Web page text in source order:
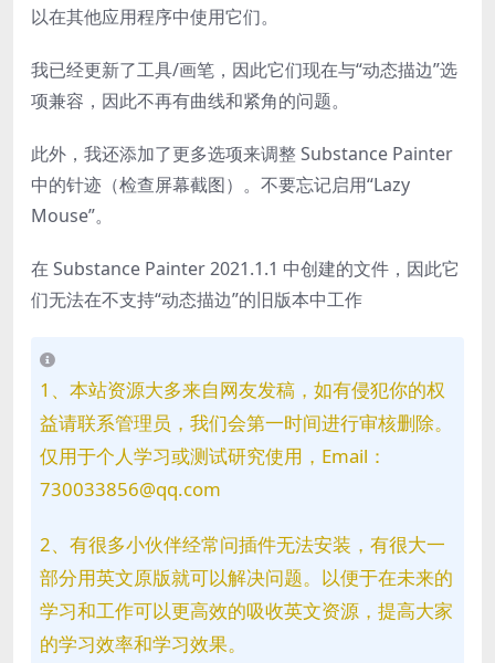
以在其他应用程序中使用它们。
我已经更新了工具/画笔，因此它们现在与“动态描边”选
项兼容，因此不再有曲线和紧角的问题。
此外，我还添加了更多选项来调整 Substance Painter
中的针迹（检查屏幕截图）。不要忘记启用“Lazy
Mouse”。
在 Substance Painter 2021.1.1 中创建的文件，因此它
们无法在不支持“动态描边”的旧版本中工作
1、本站资源大多来自网友发稿，如有侵犯你的权
益请联系管理员，我们会第一时间进行审核删除。
仅用于个人学习或测试研究使用，Email：
730033856@qq.com
2、有很多小伙伴经常问插件无法安装，有很大一
部分用英文原版就可以解决问题。以便于在未来的
学习和工作可以更高效的吸收英文资源，提高大家
的学习效率和学习效果。